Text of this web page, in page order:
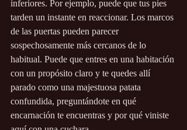
inferiores. Por ejemplo, puede que tus pies
tarden un instante en reaccionar. Los marcos
de las puertas pueden parecer
sospechosamente más cercanos de lo
habitual. Puede que entres en una habitación
con un propósito claro y te quedes allí
parado como una majestuosa patata
confundida, preguntándote en qué
encarnación te encuentras y por qué viniste